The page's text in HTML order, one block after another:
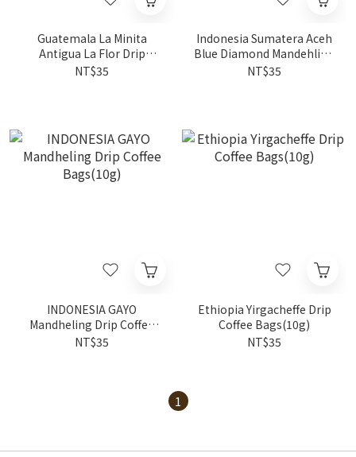
Guatemala La Minita
Antigua La Flor Drip
Coffee Bags(10g)
NT$35
Indonesia Sumatera Aceh
Blue Diamond Mandehling
Drip Coffee Bags(10g)
NT$35
INDONESIA GAYO
Mandheling Drip Coffee
Bags(10g)
NT$35
Ethiopia Yirgacheffe Drip
Coffee Bags(10g)
NT$35
1